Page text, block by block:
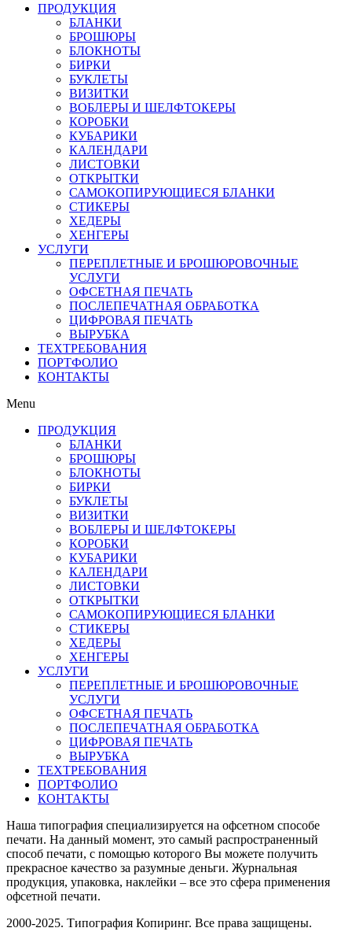
ПРОДУКЦИЯ
БЛАНКИ
БРОШЮРЫ
БЛОКНОТЫ
БИРКИ
БУКЛЕТЫ
ВИЗИТКИ
ВОБЛЕРЫ И ШЕЛФТОКЕРЫ
КОРОБКИ
КУБАРИКИ
КАЛЕНДАРИ
ЛИСТОВКИ
ОТКРЫТКИ
САМОКОПИРУЮЩИЕСЯ БЛАНКИ
СТИКЕРЫ
ХЕДЕРЫ
ХЕНГЕРЫ
УСЛУГИ
ПЕРЕПЛЕТНЫЕ И БРОШЮРОВОЧНЫЕ
УСЛУГИ
ОФСЕТНАЯ ПЕЧАТЬ
ПОСЛЕПЕЧАТНАЯ ОБРАБОТКА
ЦИФРОВАЯ ПЕЧАТЬ
ВЫРУБКА
ТЕХТРЕБОВАНИЯ
ПОРТФОЛИО
КОНТАКТЫ
Menu
ПРОДУКЦИЯ
БЛАНКИ
БРОШЮРЫ
БЛОКНОТЫ
БИРКИ
БУКЛЕТЫ
ВИЗИТКИ
ВОБЛЕРЫ И ШЕЛФТОКЕРЫ
КОРОБКИ
КУБАРИКИ
КАЛЕНДАРИ
ЛИСТОВКИ
ОТКРЫТКИ
САМОКОПИРУЮЩИЕСЯ БЛАНКИ
СТИКЕРЫ
ХЕДЕРЫ
ХЕНГЕРЫ
УСЛУГИ
ПЕРЕПЛЕТНЫЕ И БРОШЮРОВОЧНЫЕ
УСЛУГИ
ОФСЕТНАЯ ПЕЧАТЬ
ПОСЛЕПЕЧАТНАЯ ОБРАБОТКА
ЦИФРОВАЯ ПЕЧАТЬ
ВЫРУБКА
ТЕХТРЕБОВАНИЯ
ПОРТФОЛИО
КОНТАКТЫ
Наша типография специализируется на офсетном способе
печати. На данный момент, это самый распространенный
способ печати, с помощью которого Вы можете получить
прекрасное качество за разумные деньги. Журнальная
продукция, упаковка, наклейки – все это сфера применения
офсетной печати.
2000-2025. Типография Копиринг. Все права защищены.